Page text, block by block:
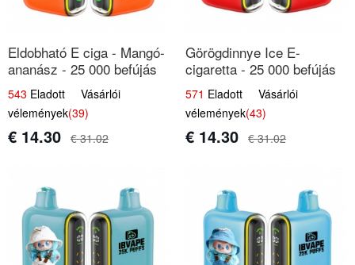
Eldobható E ciga - Mangó-
ananász - 25 000 befújás
543 Eladott Vásárlói
vélemények(39)
€ 14.30 € 31.02
Görögdinnye Ice E-
cigaretta - 25 000 befújás
571 Eladott Vásárlói
vélemények(43)
€ 14.30 € 31.02